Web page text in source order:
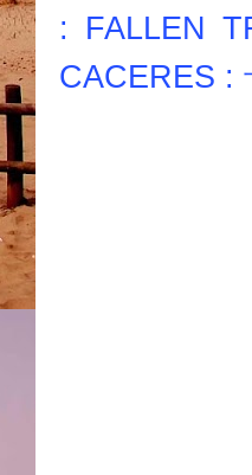
: FALLEN
CACERES :